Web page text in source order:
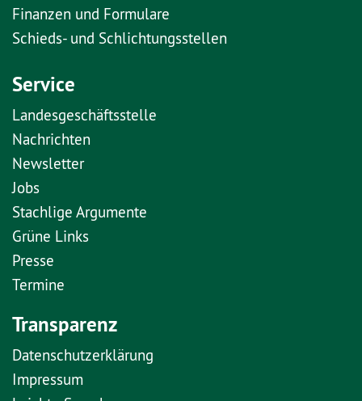
Finanzen und Formulare
Schieds- und Schlichtungsstellen
Service
Landesgeschäftsstelle
Nachrichten
Newsletter
Jobs
Stachlige Argumente
Grüne Links
Presse
Termine
Transparenz
Datenschutzerklärung
Impressum